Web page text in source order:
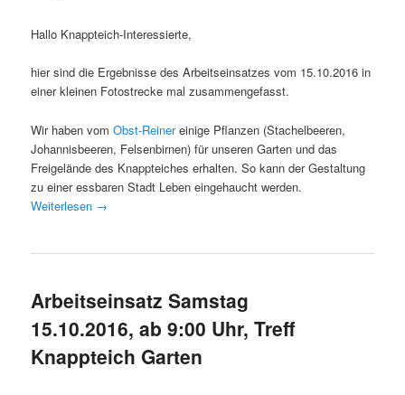
Hallo Knappteich-Interessierte,
hier sind die Ergebnisse des Arbeitseinsatzes vom 15.10.2016 in
einer kleinen Fotostrecke mal zusammengefasst.
Wir haben vomObst-Reinereinige Pflanzen (Stachelbeeren,
Johannisbeeren, Felsenbirnen) für unseren Garten und das
Freigelände des Knappteiches erhalten. So kann der Gestaltung
zu einer essbaren Stadt Leben eingehaucht werden.
Weiterlesen →
Arbeitseinsatz Samstag
15.10.2016, ab 9:00 Uhr, Treff
Knappteich Garten